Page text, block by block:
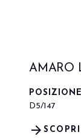
AMARO
POSIZIONE
D5/147
SCOPRI
arrow_forward